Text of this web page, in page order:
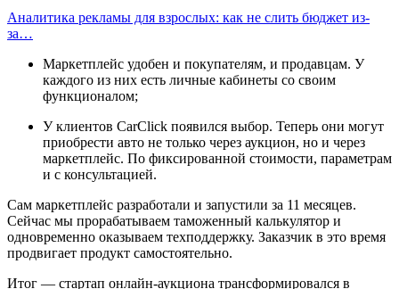
Аналитика рекламы для взрослых: как не слить бюджет из-
за…
Маркетплейс удобен и покупателям, и продавцам. У
каждого из них есть личные кабинеты со своим
функционалом;
У клиентов CarClick появился выбор. Теперь они могут
приобрести авто не только через аукцион, но и через
маркетплейс. По фиксированной стоимости, параметрам
и с консультацией.
Сам маркетплейс разработали и запустили за 11 месяцев.
Сейчас мы прорабатываем таможенный калькулятор и
одновременно оказываем техподдержку. Заказчик в это время
продвигает продукт самостоятельно.
Итог — стартап онлайн-аукциона трансформировался в